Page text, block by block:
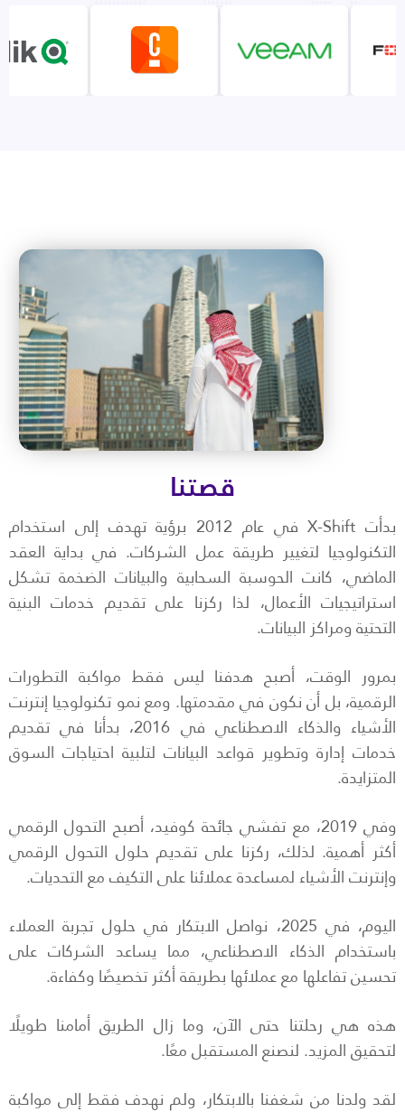
قصتنا
بدأت X-Shift في عام 2012 برؤية تهدف إلى استخدام
التكنولوجيا لتغيير طريقة عمل الشركات. في بداية العقد
الماضي، كانت الحوسبة السحابية والبيانات الضخمة تشكل
استراتيجيات الأعمال، لذا ركزنا على تقديم خدمات البنية
التحتية ومراكز البيانات.
بمرور الوقت، أصبح هدفنا ليس فقط مواكبة التطورات
الرقمية، بل أن نكون في مقدمتها. ومع نمو تكنولوجيا إنترنت
الأشياء والذكاء الاصطناعي في 2016، بدأنا في تقديم
خدمات إدارة وتطوير قواعد البيانات لتلبية احتياجات السوق
المتزايدة.
وفي 2019، مع تفشي جائحة كوفيد، أصبح التحول الرقمي
أكثر أهمية. لذلك، ركزنا على تقديم حلول التحول الرقمي
وإنترنت الأشياء لمساعدة عملائنا على التكيف مع التحديات.
اليوم، في 2025، نواصل الابتكار في حلول تجربة العملاء
باستخدام الذكاء الاصطناعي، مما يساعد الشركات على
تحسين تفاعلها مع عملائها بطريقة أكثر تخصيصًا وكفاءة.
هذه هي رحلتنا حتى الآن، وما زال الطريق أمامنا طويلًا
لتحقيق المزيد. لنصنع المستقبل معًا.
لقد ولدنا من شغفنا بالابتكار، ولم نهدف فقط إلى مواكبة